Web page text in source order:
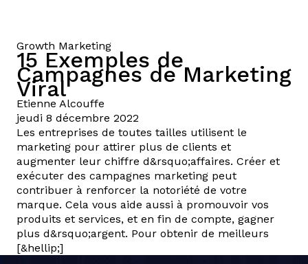
Growth Marketing
15 Exemples de
Campagnes de Marketing
Viral
Etienne Alcouffe
jeudi 8 décembre 2022
Les entreprises de toutes tailles utilisent le
marketing pour attirer plus de clients et
augmenter leur chiffre d&rsquo;affaires. Créer et
exécuter des campagnes marketing peut
contribuer à renforcer la notoriété de votre
marque. Cela vous aide aussi à promouvoir vos
produits et services, et en fin de compte, gagner
plus d&rsquo;argent. Pour obtenir de meilleurs
[&hellip;]